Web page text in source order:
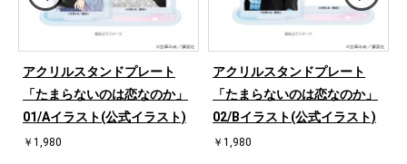
アクリルスタンドプレート
「たまらないのは恋なのか」
01/Aイラスト(公式イラスト)
￥1,980
アクリルスタンドプレート
「たまらないのは恋なのか」
02/Bイラスト(公式イラスト)
￥1,980